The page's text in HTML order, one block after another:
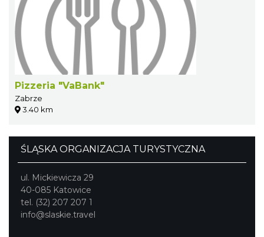
Pizzeria "VaBank"
Zabrze
3.40 km
ŚLĄSKA ORGANIZACJA TURYSTYCZNA
ul. Mickiewicza 29
40-085 Katowice
tel. (32) 207 207 1
info@slaskie.travel